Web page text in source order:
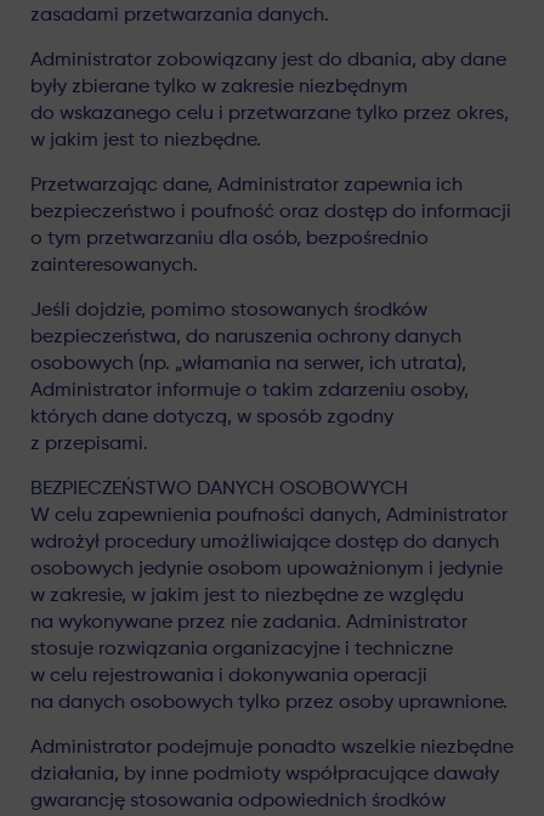
zasadami przetwarzania danych.
Administrator zobowiązany jest do dbania, aby dane
były zbierane tylko w zakresie niezbędnym
do wskazanego celu i przetwarzane tylko przez okres,
w jakim jest to niezbędne.
Przetwarzając dane, Administrator zapewnia ich
bezpieczeństwo i poufność oraz dostęp do informacji
o tym przetwarzaniu dla osób, bezpośrednio
zainteresowanych.
Jeśli dojdzie, pomimo stosowanych środków
bezpieczeństwa, do naruszenia ochrony danych
osobowych (np. „włamania na serwer, ich utrata),
Administrator informuje o takim zdarzeniu osoby,
których dane dotyczą, w sposób zgodny
z przepisami.
BEZPIECZEŃSTWO DANYCH OSOBOWYCH
W celu zapewnienia poufności danych, Administrator
wdrożył procedury umożliwiające dostęp do danych
osobowych jedynie osobom upoważnionym i jedynie
w zakresie, w jakim jest to niezbędne ze względu
na wykonywane przez nie zadania. Administrator
stosuje rozwiązania organizacyjne i techniczne
w celu rejestrowania i dokonywania operacji
na danych osobowych tylko przez osoby uprawnione.
Administrator podejmuje ponadto wszelkie niezbędne
działania, by inne podmioty współpracujące dawały
gwarancję stosowania odpowiednich środków